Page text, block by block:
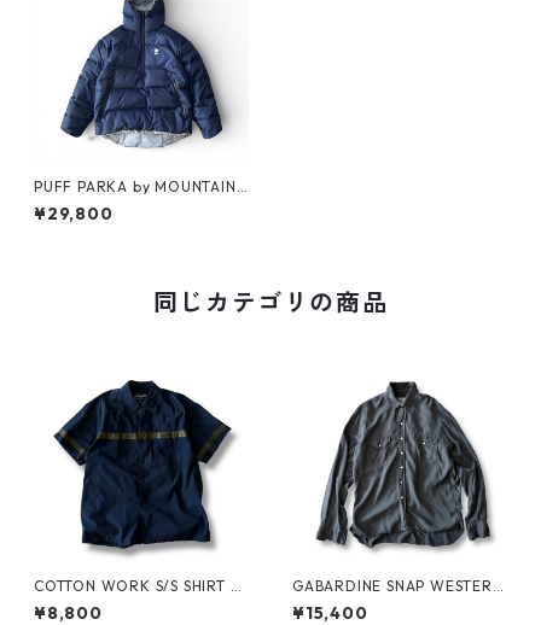
PUFF PARKA by MOUNTAIN
RESEARCH
¥29,800
同じカテゴリの商品
COTTON WORK S/S SHIRT by
stussy
¥8,800
GABARDINE SNAP WESTERN
SHIRT by WYTHE
¥15,400